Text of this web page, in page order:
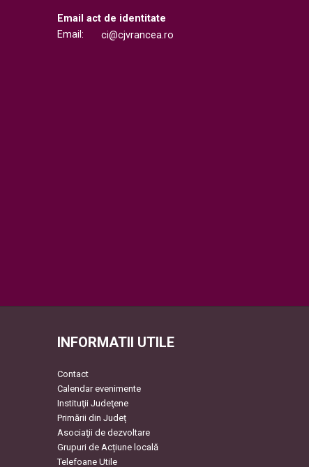
Email act de identitate
Email:
ci@cjvrancea.ro
INFORMATII UTILE
Contact
Calendar evenimente
Instituţii Judeţene
Primării din Județ
Asociaţii de dezvoltare
Grupuri de Acțiune locală
Telefoane Utile